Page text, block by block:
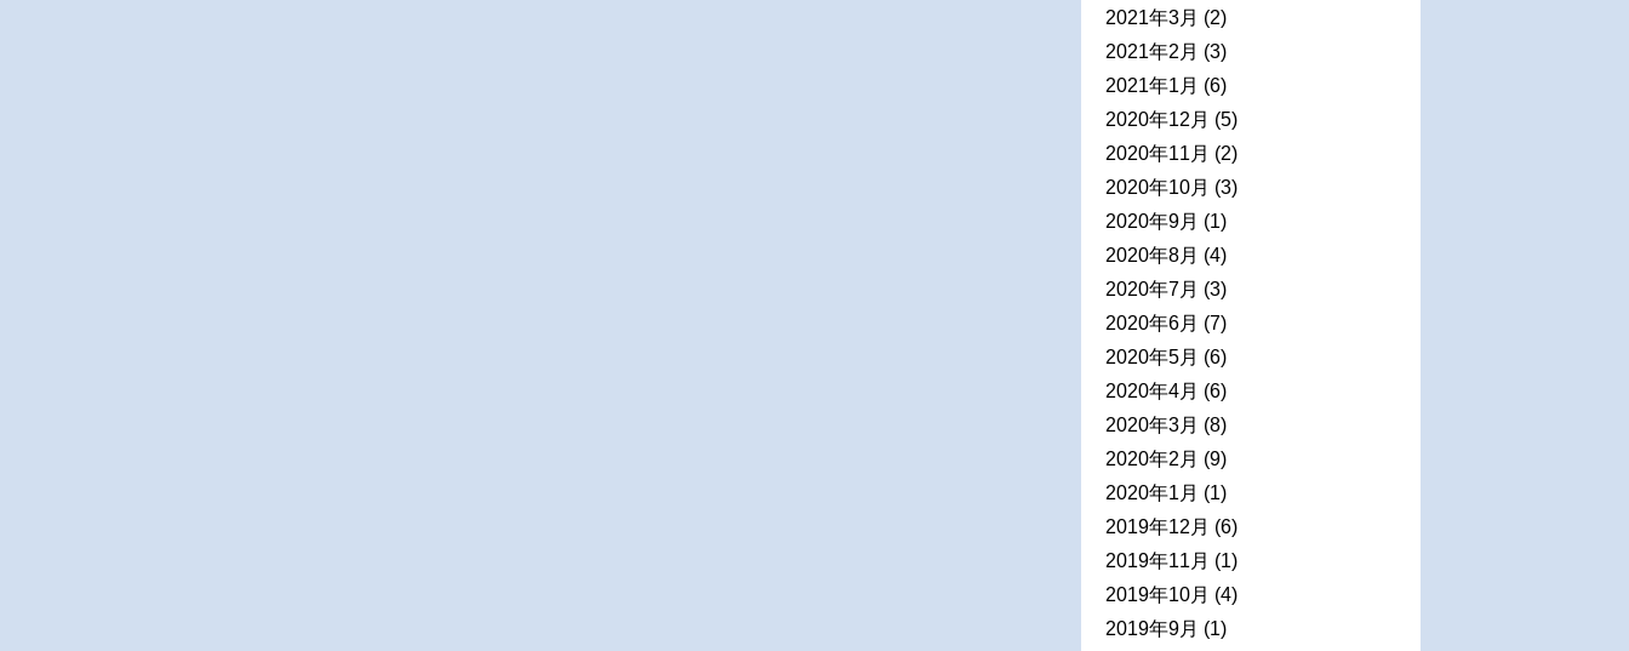
2021年3月 (2)
2021年2月 (3)
2021年1月 (6)
2020年12月 (5)
2020年11月 (2)
2020年10月 (3)
2020年9月 (1)
2020年8月 (4)
2020年7月 (3)
2020年6月 (7)
2020年5月 (6)
2020年4月 (6)
2020年3月 (8)
2020年2月 (9)
2020年1月 (1)
2019年12月 (6)
2019年11月 (1)
2019年10月 (4)
2019年9月 (1)